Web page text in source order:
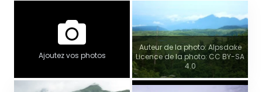
Ajoutez vos photos
Auteur de la photo: Alpsdake
Licence de la photo: CC BY-SA
4.0